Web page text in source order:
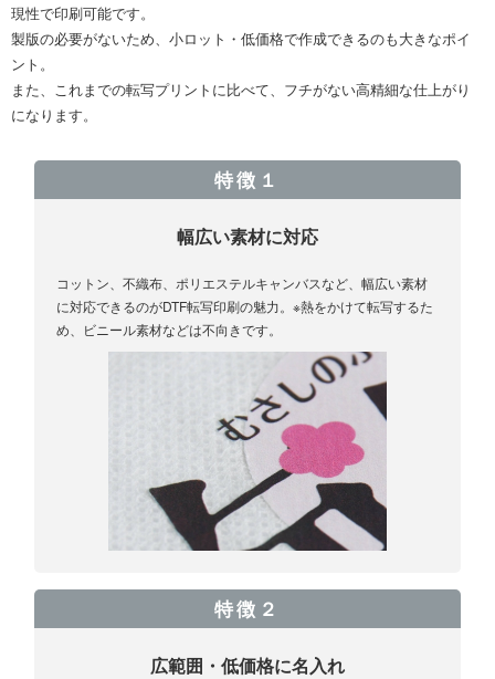
現性で印刷可能です。
製版の必要がないため、小ロット・低価格で作成できるのも大きなポイ
ント。
また、これまでの転写プリントに比べて、フチがない高精細な仕上がり
になります。
特徴１
幅広い素材に対応
コットン、不織布、ポリエステルキャンバスなど、幅広い素材
に対応できるのがDTF転写印刷の魅力。※熱をかけて転写するた
め、ビニール素材などは不向きです。
特徴２
広範囲・低価格に名入れ